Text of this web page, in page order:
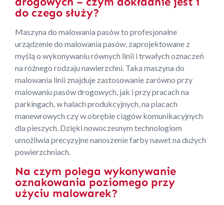
do czego służy?
Maszyna do malowania pasów to profesjonalne
urządzenie do malowania pasów, zaprojektowane z
myślą o wykonywaniu równych linii i trwałych oznaczeń
na różnego rodzaju nawierzchni. Taka maszyna do
malowania linii znajduje zastosowanie zarówno przy
malowaniu pasów drogowych, jak i przy pracach na
parkingach, w halach produkcyjnych, na placach
manewrowych czy w obrębie ciągów komunikacyjnych
dla pieszych. Dzięki nowoczesnym technologiom
umożliwia precyzyjne nanoszenie farby nawet na dużych
powierzchniach.
Na czym polega wykonywanie
oznakowania poziomego przy
użyciu malowarek?